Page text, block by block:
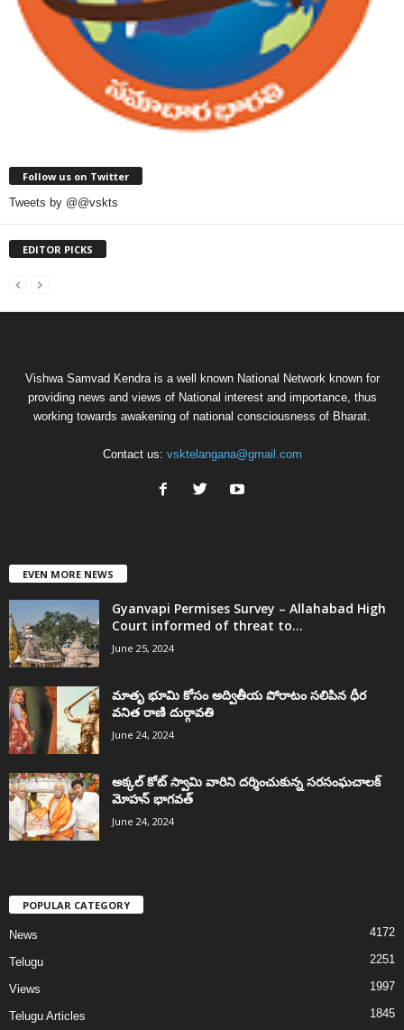
Follow us on Twitter
Tweets by @@vskts
EDITOR PICKS
Vishwa Samvad Kendra is a well known National Network known for
providing news and views of National interest and importance, thus
working towards awakening of national consciousness of Bharat.
Contact us: vsktelangana@gmail.com
EVEN MORE NEWS
Gyanvapi Permises Survey – Allahabad High
Court informed of threat to...
June 25, 2024
మాతృ భూమి కోసం అద్వితీయ పోరాటం సలిపిన ధీర
వనిత రాణి దుర్గావతి
June 24, 2024
అక్కల్‌ కోట్‌ స్వామి వారిని దర్శించుకున్న సరసంఘచాలక్
మోహన్ భాగవత్
June 24, 2024
POPULAR CATEGORY
News 4172
Telugu 2251
Views 1997
Telugu Articles 1845